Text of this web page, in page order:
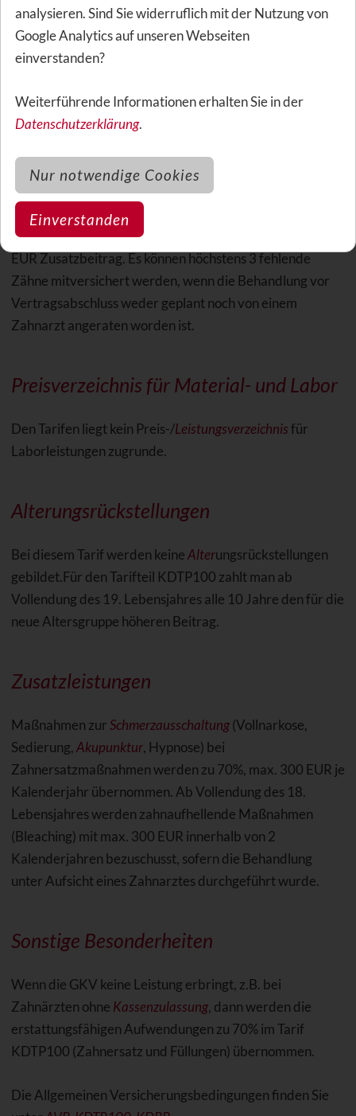
Wartezeit
Zahnbehandlung, Zahnersatzmaßnahmen und
Kieferorthopädie beträgt die Wartezeit 8 Monate.
Fehlende Zähne
Der Versicherer verlangt pro fehlendem Zahn derzeit 7
EUR Zusatzbeitrag. Es können höchstens 3 fehlende
Zähne mitversichert werden, wenn die Behandlung vor
Vertragsabschluss weder geplant noch von einem
Zahnarzt angeraten worden ist.
Preisverzeichnis für Material- und Labor
Den Tarifen liegt kein Preis-/Leistungsverzeichnisfür
Laborleistungen zugrunde.
Alterungsrückstellungen
Bei diesem Tarif werden keineAlterungsrückstellungen
gebildet.Für den Tarifteil KDTP100 zahlt man ab
Vollendung des 19. Lebensjahres alle 10 Jahre den für die
neue Altersgruppe höheren Beitrag.
Zusatzleistungen
Maßnahmen zurSchmerzausschaltung(Vollnarkose,
Sedierung,Akupunktur, Hypnose) bei
Zahnersatzmaßnahmen werden zu 70%, max. 300 EUR je
Kalenderjahr übernommen. Ab Vollendung des 18.
Lebensjahres werden zahnaufhellende Maßnahmen
(Bleaching) mit max. 300 EUR innerhalb von 2
Kalenderjahren bezuschusst, sofern die Behandlung
unter Aufsicht eines Zahnarztes durchgeführt wurde.
Sonstige Besonderheiten
Wenn die GKV keine Leistung erbringt, z.B. bei
Zahnärzten ohne Kassenzulassung, dann werden die
erstattungsfähigen Aufwendungen zu 70% im Tarif
KDTP100 (Zahnersatz und Füllungen) übernommen.
Die Allgemeinen Versicherungsbedingungen finden Sie
analysieren. Sind Sie widerruflich mit der Nutzung von
Google Analytics auf unseren Webseiten
einverstanden?
Weiterführende Informationen erhalten Sie in der
Datenschutzerklärung.
Nur notwendige Cookies
Einverstanden